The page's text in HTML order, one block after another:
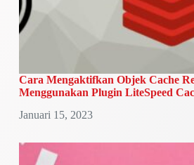
Cara Mengaktifkan Objek Cache
Menggunakan Plugin LiteSpeed
Januari 15, 2023